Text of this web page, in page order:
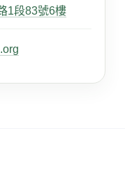
1段83號6樓